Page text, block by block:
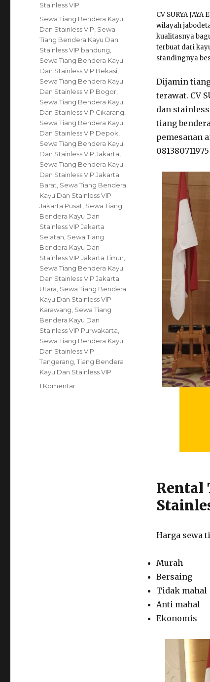
CV SURYA JAYA
wilayah
kualitasnya
terbuat dari
standingnya
Dijamin
terawat. CV
dan
tiang
pemesanan
Rental
Harga sewa
Murah
Bersaing
Tidak mahal
Anti mahal
Ekonomis
Stainless VIP
Tags
Sewa Tiang Bendera Kayu
Dan Stainless VIP Sewa
Tiang Bendera Kayu Dan
Stainless VIP bandung
Sewa Tiang Bendera Kayu
Dan Stainless VIP Bekasi
Sewa Tiang Bendera Kayu
Dan Stainless VIP Bogor
Sewa Tiang Bendera Kayu
Dan Stainless VIP Cikarang
Sewa Tiang Bendera Kayu
Dan Stainless VIP Depok
Sewa Tiang Bendera Kayu
Dan Stainless VIP Jakarta
Sewa Tiang Bendera Kayu
Dan Stainless VIP Jakarta
Barat Sewa Tiang Bendera
Kayu Dan Stainless VIP
Jakarta Pusat Sewa Tiang
Bendera Kayu Dan
Stainless VIP Jakarta
Selatan Sewa Tiang
Bendera Kayu Dan
Stainless VIP Jakarta Timur
Sewa Tiang Bendera Kayu
Dan Stainless VIP Jakarta
Utara Sewa Tiang Bendera
Kayu Dan Stainless VIP
Karawang Sewa Tiang
Bendera Kayu Dan
Stainless VIP Purwakarta
Sewa Tiang Bendera Kayu
Dan Stainless VIP
Tangerang ,Tiang Bendera
Kayu Dan Stainless VIP
1 Komentarpada